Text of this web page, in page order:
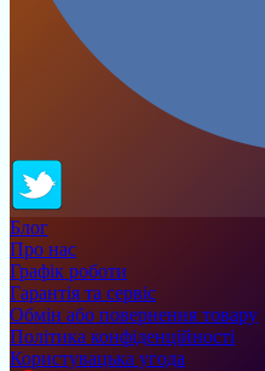
Блог
Про нас
Графік роботи
Гарантія та сервіс
Обмін або повернення товару
Політика конфіденційності
Користувацька угода